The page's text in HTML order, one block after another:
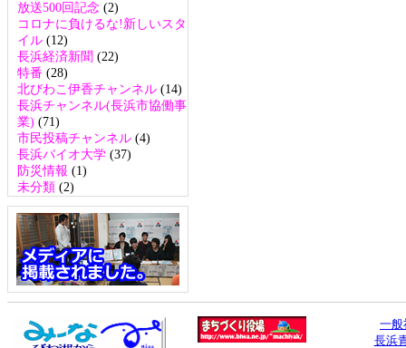
放送500回記念 (2)
コロナに負けるな!新しいスタ
イル (12)
長浜経済新聞 (22)
特番 (28)
北びわこ伊香チャンネル (14)
長浜チャンネル(長浜市協働事
業) (71)
市民投稿チャンネル (4)
長浜バイオ大学 (37)
防災情報 (1)
未分類 (2)
一般
長浜